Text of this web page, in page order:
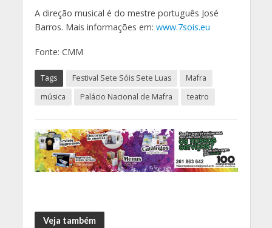
A direção musical é do mestre português José
Barros. Mais informações em: www.7sois.eu
Fonte: CMM
Tags Festival Sete Sóis Sete Luas
Mafra
música
Palácio Nacional de Mafra teatro
Veja também